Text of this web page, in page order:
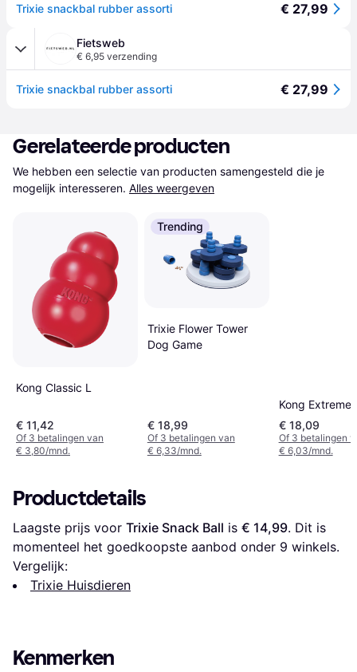
Trixie snackbal rubber assorti € 27,99
Fietsweb
€ 6,95 verzending
Trixie snackbal rubber assorti € 27,99
Gerelateerde producten
We hebben een selectie van producten samengesteld die je
mogelijk interesseren. Alles weergeven
Kong Classic L
€ 11,42
Of 3 betalingen van
€ 3,80/mnd.
Trending
Trixie Flower Tower
Dog Game
€ 18,99
Of 3 betalingen van
€ 6,33/mnd.
Kong Extreme
€ 18,09
Of 3 betalingen
€ 6,03/mnd.
Productdetails
Laagste prijs voor Trixie Snack Ball is € 14,99. Dit is
momenteel het goedkoopste aanbod onder 9 winkels.
Vergelijk:
Trixie Huisdieren
Kenmerken